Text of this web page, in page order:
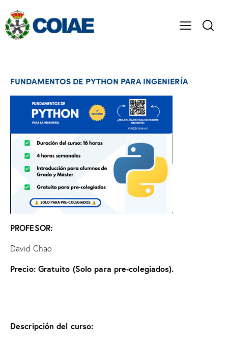
FUNDAMENTOS DE PYTHON PARA INGENIERÍA
PROFESOR:
David Chao
Precio: Gratuito (Solo para pre-colegiados).
Descripción del curso: